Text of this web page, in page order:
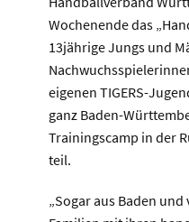
Wochenende das
13jährige Jungs und
eigenen TIGERS-
ganz Baden-
Trainingscamp in der
teil.
„Sogar aus Baden